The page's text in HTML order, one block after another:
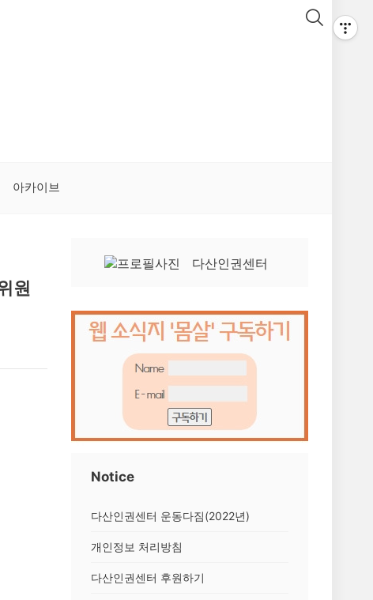
아카이브
다산인권센터
Notice
다산인권센터 운동다짐(2022년)
개인정보 처리방침
다산인권센터 후원하기
원